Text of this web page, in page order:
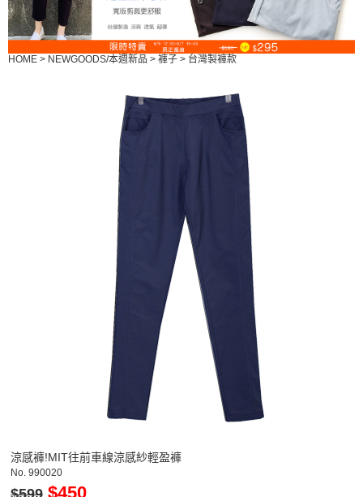
HOME > NEWGOODS/本週新品 > 褲子 > 台灣製褲款
涼感褲!MIT往前車線涼感紗輕盈褲
No. 990020
$450